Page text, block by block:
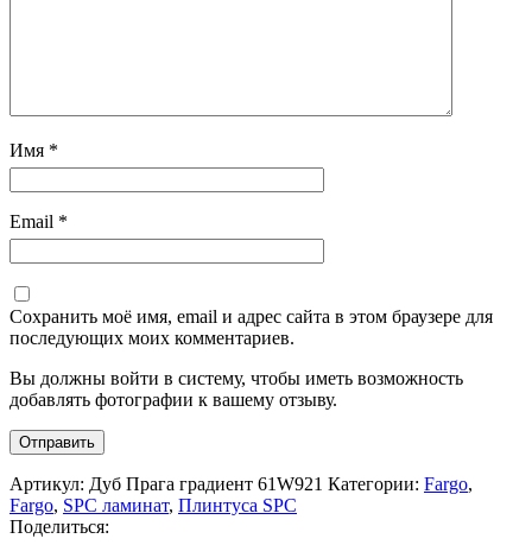
Имя *
Email *
Сохранить моё имя, email и адрес сайта в этом браузере для
последующих моих комментариев.
Вы должны войти в систему, чтобы иметь возможность
добавлять фотографии к вашему отзыву.
Артикул: Дуб Прага градиент 61W921 Категории: Fargo,
Fargo, SPC ламинат, Плинтуса SPC
Поделиться: